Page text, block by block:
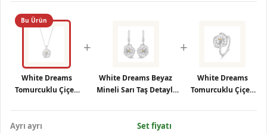
Bu Ürün
White Dreams
Tomurcuklu Çiçek
Kolye
+
White Dreams Beyaz
Mineli Sarı Taş Detaylı
Küpe
+
White Dreams
Tomurcuklu Çiçek
Yüzük
Ayrı ayrı Set fiyatı